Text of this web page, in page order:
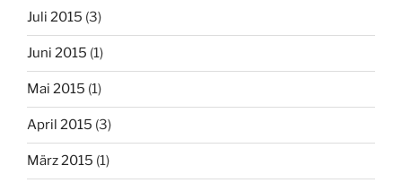
Juli 2015 (3)
Juni 2015 (1)
Mai 2015 (1)
April 2015 (3)
März 2015 (1)